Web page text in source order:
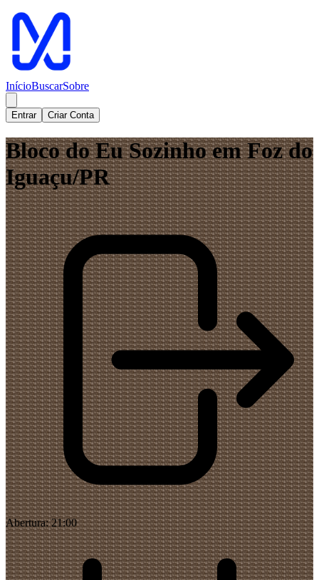
InícioBuscarSobre
Entrar Criar Conta
Bloco do Eu Sozinho em Foz do
Iguaçu/PR
Abertura:21:00